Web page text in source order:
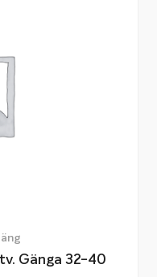
Gänga 32-40